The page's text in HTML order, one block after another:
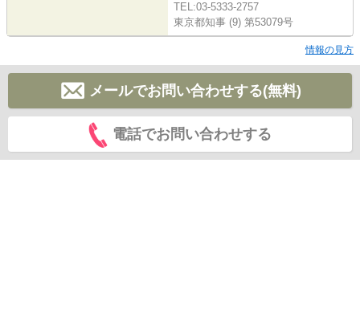
TEL:03-5333-2757
東京都知事 (9) 第53079号
情報の見方
メールでお問い合わせする(無料)
電話でお問い合わせする